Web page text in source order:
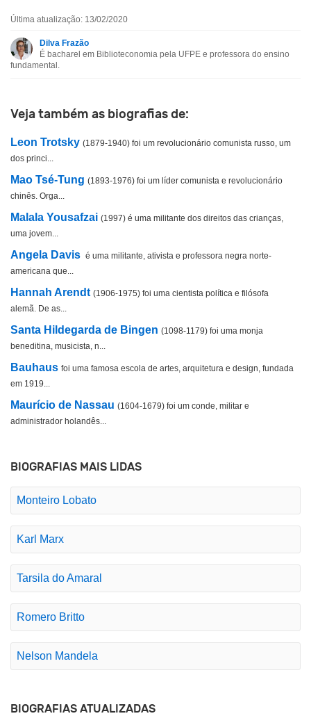
Esta biografia não tem a informação que procuro
Última atualização: 13/02/2020
Dilva Frazão
É bacharel em Biblioteconomia pela UFPE e professora do ensino
fundamental.
Veja também as biografias de:
Leon Trotsky (1879-1940) foi um revolucionário comunista russo, um
dos princi...
Mao Tsé-Tung (1893-1976) foi um líder comunista e revolucionário
chinês. Orga...
Malala Yousafzai (1997) é uma militante dos direitos das crianças,
uma jovem...
Angela Davis é uma militante, ativista e professora negra norte-
americana que...
Hannah Arendt (1906-1975) foi uma cientista política e filósofa
alemã. De as...
Santa Hildegarda de Bingen (1098-1179) foi uma monja
beneditina, musicista, n...
Bauhaus foi uma famosa escola de artes, arquitetura e design, fundada
em 1919...
Maurício de Nassau (1604-1679) foi um conde, militar e
administrador holandês...
BIOGRAFIAS MAIS LIDAS
Monteiro Lobato
Karl Marx
Tarsila do Amaral
Romero Britto
Nelson Mandela
BIOGRAFIAS ATUALIZADAS